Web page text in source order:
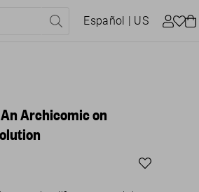
Español | US
An Archicomic on